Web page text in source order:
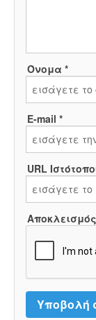
Όνομα *
E-mail *
URL